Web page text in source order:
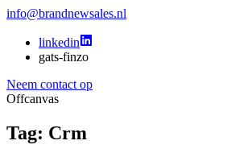
info@brandnewsales.nl
linkedin
gats-finzo
Neem contact op
Offcanvas
Tag: Crm